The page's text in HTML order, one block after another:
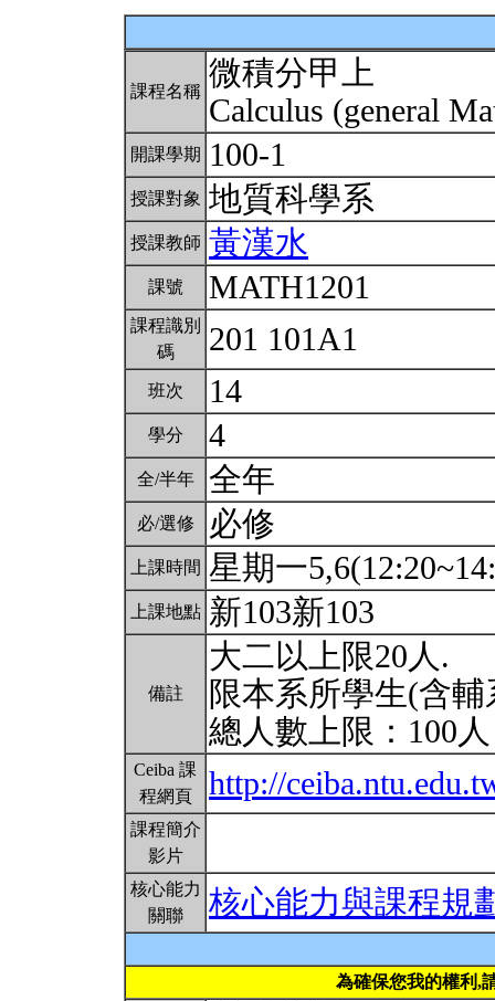
課程名稱 微積分甲上
Calculus (general
開課學期 100-1
授課對象 地質科學系
授課教師 黃漢水
課號 MATH1201
課程識別
碼
201 101A1
班次 14
學分 4
全/半年 全年
必/選修 必修
上課時間 星期一
上課地點 新103新103
備註
大二以上限20人.
限本系所學生(含
總人數上限：100
Ceiba 課
程網頁
http://
課程簡介
影片
核心能力
關聯
核心能力與課程規
為確保您我的權利,